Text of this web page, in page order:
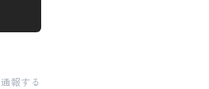
通報する